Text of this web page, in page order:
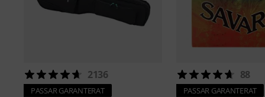
2136
PASSAR GARANTERAT
88
PASSAR GARANTERAT